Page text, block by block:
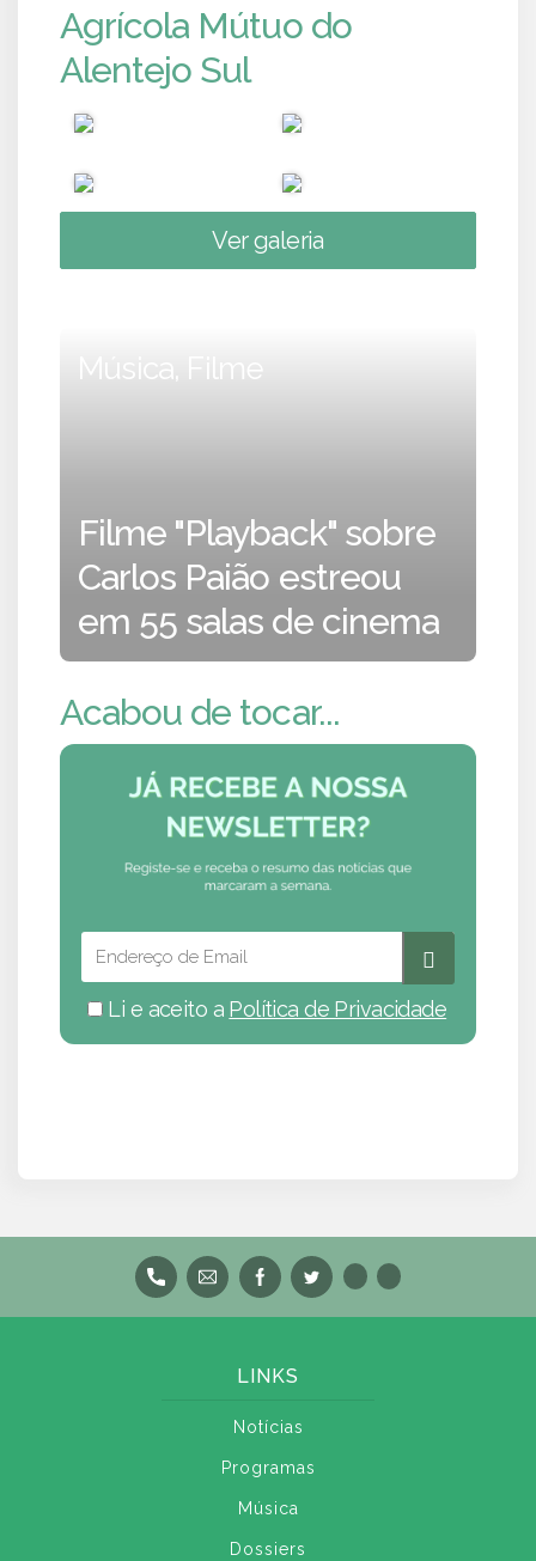
Agrícola Mútuo do
Alentejo Sul
Ver galeria
Música, Filme
Filme "Playback" sobre
Carlos Paião estreou
em 55 salas de cinema
Acabou de tocar...
Li e aceito a Política de Privacidade
LINKS
Notícias
Programas
Música
Dossiers